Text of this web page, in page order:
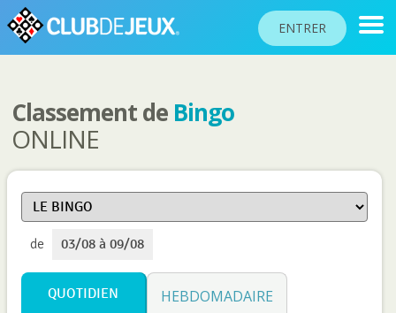
ENTRER
CLASSEMENTS
TOURNOIS
COMMUNAUTÉ
AIDE
PASSEPORT
JOUER
Classement de Bingo
ONLINE
de 03/08 à 09/08
QUOTIDIEN HEBDOMADAIRE